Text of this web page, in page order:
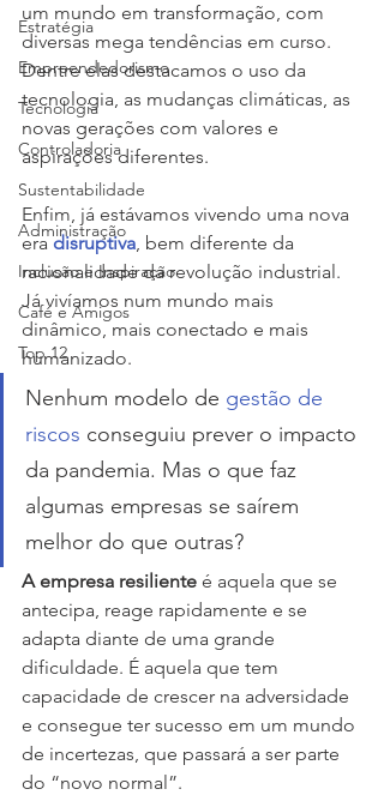
Estratégia
Empreendedorismo
Tecnologia
Controladoria
Sustentabilidade
Administração
Inclusão e Inspiração
Café e Amigos
Top 12
um mundo em transformação, com
diversas mega tendências em curso.
Dentre elas destacamos o uso da
tecnologia, as mudanças climáticas, as
novas gerações com valores e
aspirações diferentes.
Enfim, já estávamos vivendo uma nova
era disruptiva, bem diferente da
racionalidade da revolução industrial.
Já vivíamos num mundo mais
dinâmico, mais conectado e mais
humanizado.
Nenhum modelo de gestão de
riscos conseguiu prever o impacto
da pandemia. Mas o que faz
algumas empresas se saírem
melhor do que outras?
A empresa resiliente é aquela que se
antecipa, reage rapidamente e se
adapta diante de uma grande
dificuldade. É aquela que tem
capacidade de crescer na adversidade
e consegue ter sucesso em um mundo
de incertezas, que passará a ser parte
do “novo normal”.